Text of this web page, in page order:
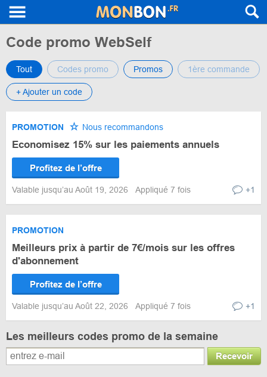
Code promo WebSelf
Tout Codes promo Promos 1ère commande
+ Ajouter un code
PROMOTION Nous recommandons
Economisez 15% sur les paiements annuels
Profitez de l’offre
Valable jusqu’au Août 19, 2026 Appliqué 7 fois +1
PROMOTION
Meilleurs prix à partir de 7€/mois sur les offres
d'abonnement
Profitez de l’offre
Valable jusqu’au Août 22, 2026 Appliqué 7 fois +1
Les meilleurs codes promo de la semaine
Recevoir